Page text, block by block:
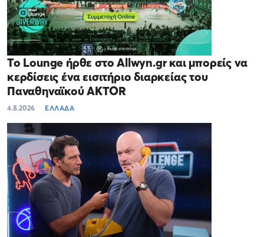
Το Lounge ήρθε στο Allwyn.gr και μπορείς να
κερδίσεις ένα εισιτήριο διαρκείας του
Παναθηναϊκού AKTOR
4.8.2026 ΕΛΛΑΔΑ